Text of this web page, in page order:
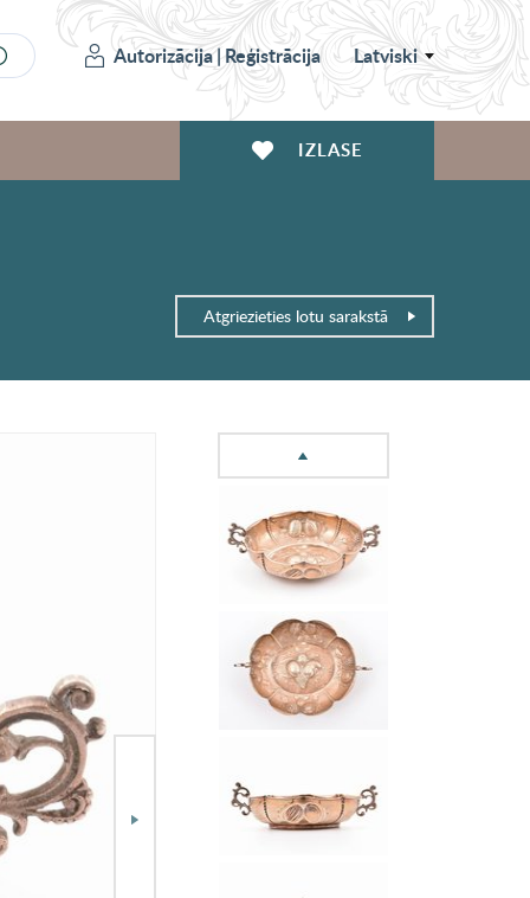
Autorizācija|Reģistrācija Latviski
IZLASE
Atgriezieties lotu sarakstā